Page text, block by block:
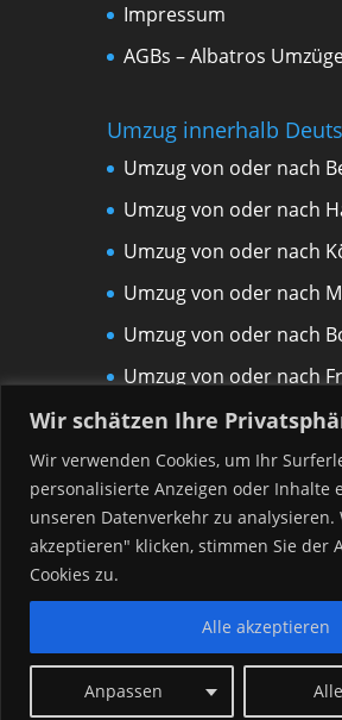
Wir schätzen Ihre
Wir verwenden Cookies, um Ihr
personalisierte Anzeigen oder Inhalte
unseren Datenverkehr zu analysieren.
akzeptieren" klicken, stimmen Sie der
Cookies zu.
Anpassen
Alle akzeptieren
Impressum
AGBs – Albatros
Umzug innerhalb
Umzug von oder nach
Umzug von oder nach
Umzug von oder nach
Umzug von oder nach
Umzug von oder nach
Umzug von oder nach
am Main
Umzug von oder nach
Umzug von oder nach
Umzug von oder nach